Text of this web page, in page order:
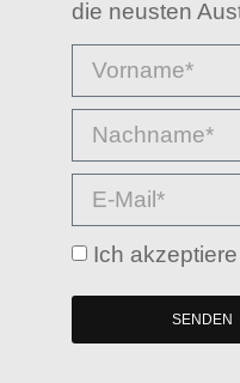
die neusten
Ich
SENDEN